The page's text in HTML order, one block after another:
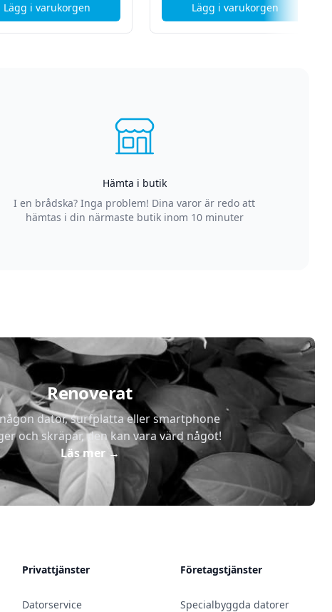
Lägg i varukorgen, Technaxx TX-272 - Elektronisk Parkeringsskiva
Lägg i varukorgen
, Andersson
Hämta i butik
I en brådska? Inga problem! Dina varor är redo att
hämtas i din närmaste butik inom 10 minuter
Renoverat
dator, surfplatta eller smartphone
och skräpar, den kan vara värd något!
Läs mer→
Privattjänster
Datorservice
Företagstjänster
Specialbyggda datorer